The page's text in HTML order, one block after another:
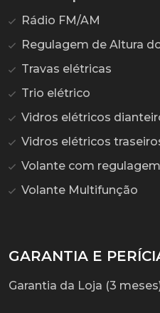
Rádio FM/AM
Regulagem de Altura
Travas elétricas
Trio elétrico
Vidros elétricos
Vidros elétricos
Volante com
Volante Multifunção
GARANTIA E
Garantia da Loja (3